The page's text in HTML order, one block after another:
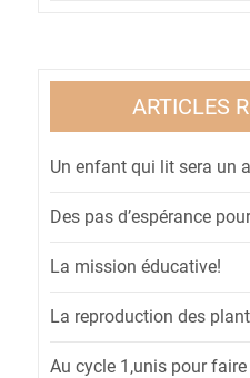
ARTICLES
Un enfant qui lit sera un
Des pas d’espérance
La mission éducative!
La reproduction des
Au cycle 1,unis pour